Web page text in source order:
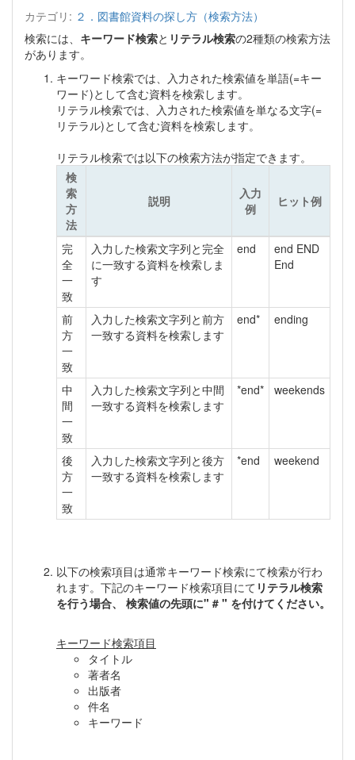
カテゴリ: ２．図書館資料の探し方（検索方法）
検索には、 キーワード検索と リテラル検索の2種類の検索方法
があります。
キーワード検索では、入力された検索値を単語(=キー
ワード)として含む資料を検索します。
リテラル検索では、入力された検索値を単なる文字(=
リテラル)として含む資料を検索します。
リテラル検索では以下の検索方法が指定できます。
検
索
方
法
説明
入力
例
ヒット例
完
全
一
致
入力した検索文字列と完全
に一致する資料を検索しま
す
end
end END
End
前
方
一
致
入力した検索文字列と前方
一致する資料を検索します
end* ending
中
間
一
致
入力した検索文字列と中間
一致する資料を検索します
*end* weekends
後
方
一
致
入力した検索文字列と後方
一致する資料を検索します
*end weekend
以下の検索項目は通常キーワード検索にて検索が行わ
れます。下記のキーワード検索項目にて リテラル検索
を行う場合、 検索値の先頭に" # " を付けてください。
キーワード検索項目
タイトル
著者名
出版者
件名
キーワード